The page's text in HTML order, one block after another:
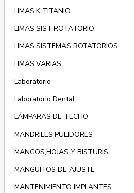
LIMAS K TITANIO
LIMAS SIST ROTATORIO
LIMAS SISTEMAS ROTATORIOS
LIMAS VARIAS
Laboratorio
Laboratorio Dental
LÁMPARAS DE TECHO
MANDRILES PULIDORES
MANGOS,HOJAS Y BISTURIS
MANGUITOS DE AJUSTE
MANTENIMIENTO IMPLANTES